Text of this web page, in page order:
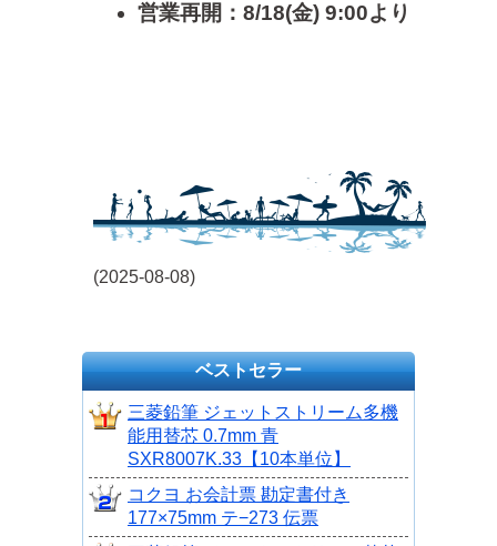
営業再開：8/18(金) 9:00より
(2025-08-08)
ベストセラー
三菱鉛筆 ジェットストリーム多機
能用替芯 0.7mm 青
SXR8007K.33【10本単位】
コクヨ お会計票 勘定書付き
177×75mm テ−273 伝票